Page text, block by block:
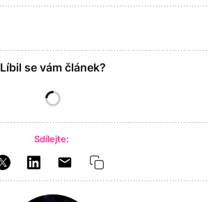
Líbil se vám článek?
Sdílejte: